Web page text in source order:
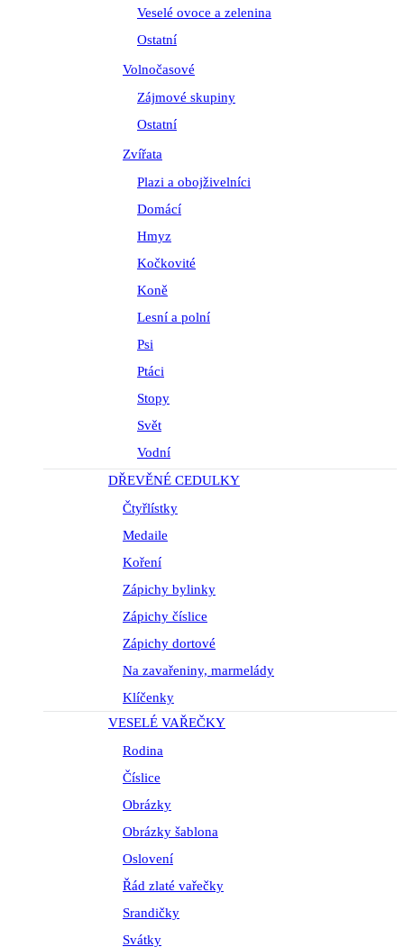
Veselé ovoce a zelenina
Ostatní
Volnočasové
Zájmové skupiny
Ostatní
Zvířata
Plazi a obojživelníci
Domácí
Hmyz
Kočkovité
Koně
Lesní a polní
Psi
Ptáci
Stopy
Svět
Vodní
DŘEVĚNÉ CEDULKY
Čtyřlístky
Medaile
Koření
Zápichy bylinky
Zápichy číslice
Zápichy dortové
Na zavařeniny, marmelády
Klíčenky
VESELÉ VAŘEČKY
Rodina
Číslice
Obrázky
Obrázky šablona
Oslovení
Řád zlaté vařečky
Srandičky
Svátky